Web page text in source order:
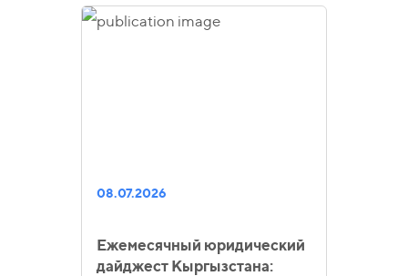
08.07.2026
Ежемесячный юридический
дайджест Кыргызстана: